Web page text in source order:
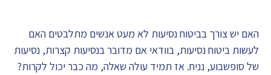
האם יש צורך בביטוח נסיעות לא מעט אנשים מתלבטים האם
לעשות ביטוח נסיעות, בוודאי אם מדובר בנסיעות קצרות, נסיעות
של סופשבוע, נניח. אז תמיד עולה שאלה, מה כבר יכול לקרות?